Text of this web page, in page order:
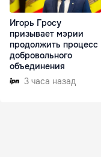
Игорь Гросу
призывает мэрии
продолжить процесс
добровольного
объединения
3 часа назад